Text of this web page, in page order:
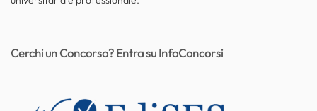
Cerchi un Concorso? Entra su InfoConcorsi